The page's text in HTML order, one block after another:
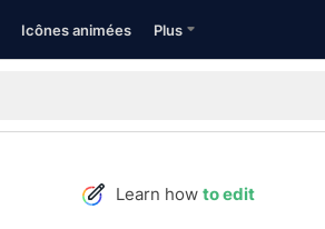
Icônes animées Plus
Learn how to edit